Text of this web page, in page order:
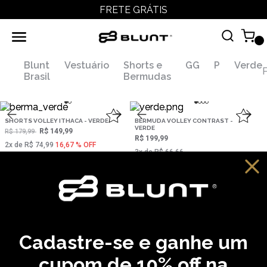
FRETE GRÁTIS
Blunt
Brasil
Vestuário
Shorts e
Bermudas
GG P Verde
SHORTS VOLLEY ITHACA - VERDE
R$ 179,99 R$ 149,99
2‌x de R$ 74,99 16,67 % OFF
BERMUDA VOLLEY CONTRAST -
VERDE
R$ 199,99
3‌x de R$ 66,66
Cadastre-se e ganhe um
CADASTRE SEU EMAIL EM NOSSA NEWSLETTER E
CADASTRAR